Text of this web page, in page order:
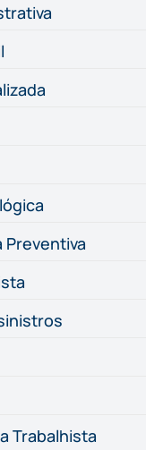
Preventiva
Trabalhista